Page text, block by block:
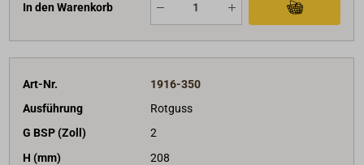
In den Warenkorb
Art-Nr.
1916-350
Ausführung
Rotguss
G BSP (Zoll)
2
H (mm)
208